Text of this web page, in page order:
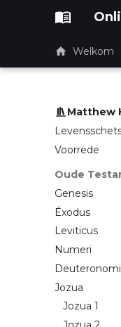
Welkom
Matthew
Voorrede
Oude
Genesis
Éxodus
Leviticus
Numeri
Jozua
Jozua 1